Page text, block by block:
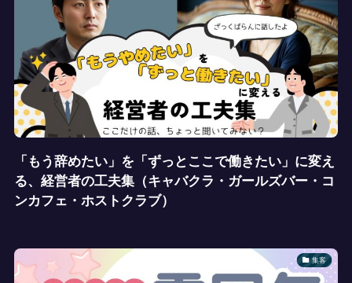
「もう辞めたい」を「ずっとここで働きたい」に変え
る、経営者の工夫集（キャバクラ・ガールズバー・コ
ンカフェ・ホストクラブ）
集客